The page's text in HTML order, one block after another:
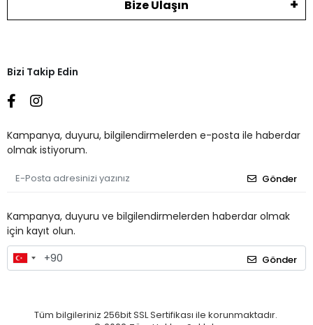
Bize Ulaşın
Bizi Takip Edin
Kampanya, duyuru, bilgilendirmelerden e-posta ile haberdar
olmak istiyorum.
Gönder
Kampanya, duyuru ve bilgilendirmelerden haberdar olmak
için kayıt olun.
Gönder
Tüm bilgileriniz 256bit SSL Sertifikası ile korunmaktadır.